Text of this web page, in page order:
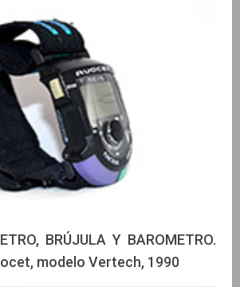
BRÚJULA Y BAROMETRO.
modelo Vertech, 1990